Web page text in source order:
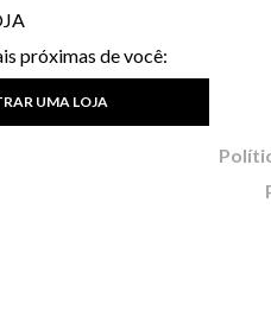
próximas de você:
UMA LOJA